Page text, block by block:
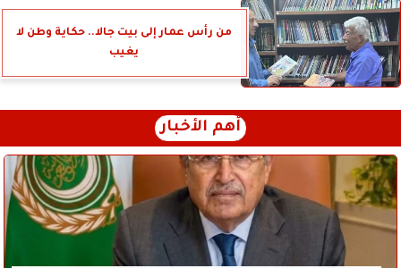
من رأس عمار إلى بيت جالا.. حكاية وطن لا
يغيب
أهم الأخبار